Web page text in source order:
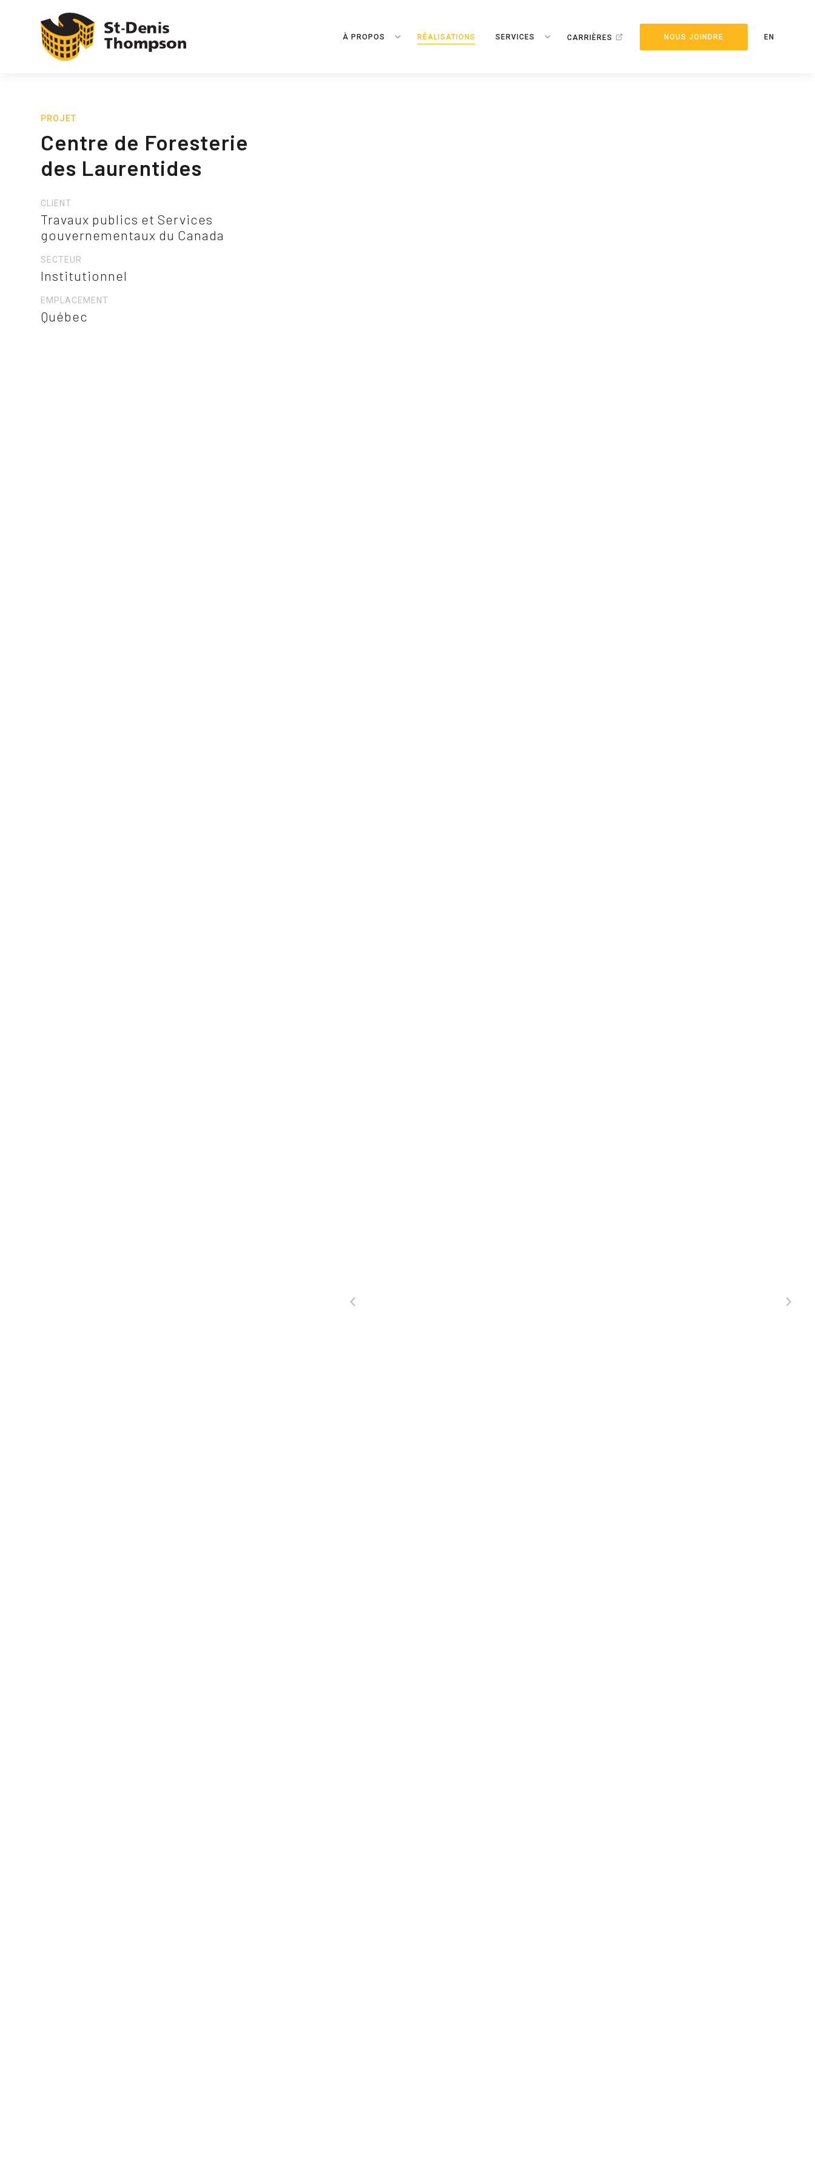
À PROPOS RÉALISATIONS SERVICES CARRIÈRES NOUS JOINDRE EN
PROJET
Centre de Foresterie
des Laurentides
CLIENT
Travaux publics et Services
gouvernementaux du Canada
SECTEUR
Institutionnel
EMPLACEMENT
Québec